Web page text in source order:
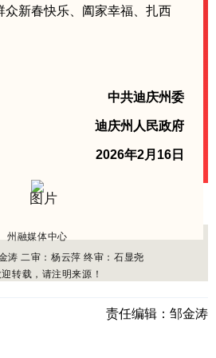
众新春快乐、阖家幸福、扎西
中共迪庆州委
迪庆州人民政府
2026年2月16日
州融媒体中心
涛 二 审：杨云萍终审：石显尧
转载，请注明来源！
责任编辑： 邹金涛